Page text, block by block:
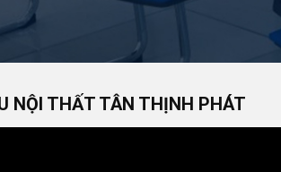
NỘI THẤT TÂN THỊNH PHÁT